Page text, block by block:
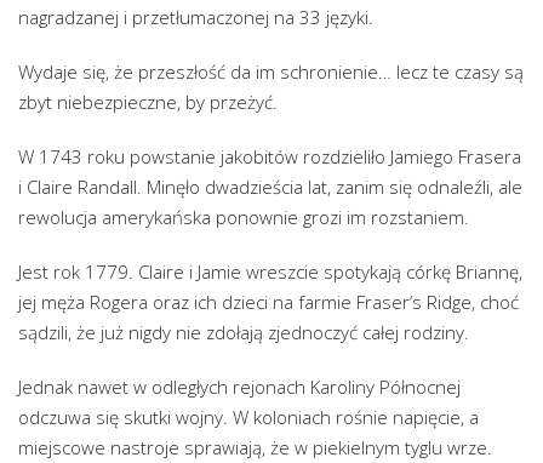
nagradzanej i przetłumaczonej na 33 języki.
Wydaje się, że przeszłość da im schronienie… lecz te czasy są
zbyt niebezpieczne, by przeżyć.
W 1743 roku powstanie jakobitów rozdzieliło Jamiego Frasera
i Claire Randall. Minęło dwadzieścia lat, zanim się odnaleźli, ale
rewolucja amerykańska ponownie grozi im rozstaniem.
Jest rok 1779. Claire i Jamie wreszcie spotykają córkę Briannę,
jej męża Rogera oraz ich dzieci na farmie Fraser’s Ridge, choć
sądzili, że już nigdy nie zdołają zjednoczyć całej rodziny.
Jednak nawet w odległych rejonach Karoliny Północnej
odczuwa się skutki wojny. W koloniach rośnie napięcie, a
miejscowe nastroje sprawiają, że w piekielnym tyglu wrze.